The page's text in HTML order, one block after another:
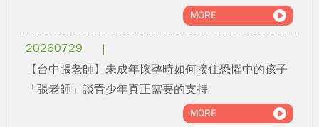
MORE
20260729
【台中張老師】未成年懷孕時如何接住恐懼中的孩子
「張老師」談青少年真正需要的支持
MORE